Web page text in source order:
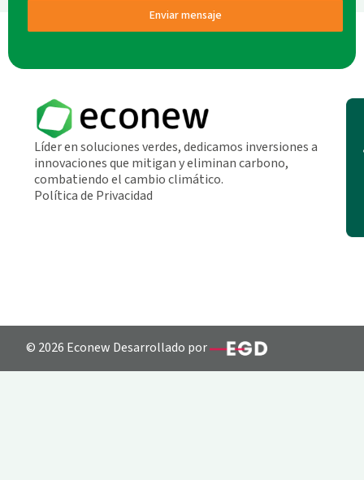
Enviar mensaje
Líder en soluciones verdes, dedicamos inversiones a
innovaciones que mitigan y eliminan carbono,
combatiendo el cambio climático.
Política de Privacidad
© 2026 Econew Desarrollado por